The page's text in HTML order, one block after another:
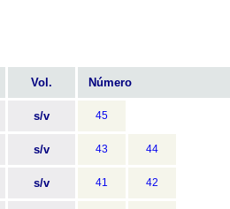
Vol. Número
s/v 45
s/v 43 44
s/v 41 42